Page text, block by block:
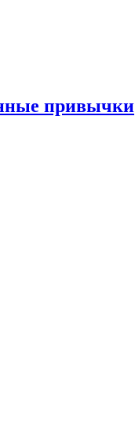
привычки